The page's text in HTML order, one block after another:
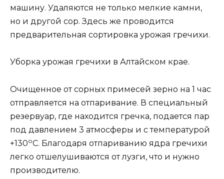
машину. Удаляются не только мелкие камни,
но и другой сор. Здесь же проводится
предварительная сортировка урожая гречихи.
Уборка урожая гречихи в Алтайском крае.
Очищенное от сорных примесей зерно на 1 час
отправляется на отпаривание. В специальный
резервуар, где находится гречка, подается пар
под давлением 3 атмосферы и с температурой
+130оС. Благодаря отпариванию ядра гречихи
легко отшелушиваются от лузги, что и нужно
производителю.